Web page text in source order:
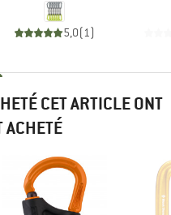
5,0( 1)
CET ARTICLE ONT
ACHETÉ